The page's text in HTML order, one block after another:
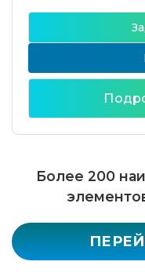
Более 200